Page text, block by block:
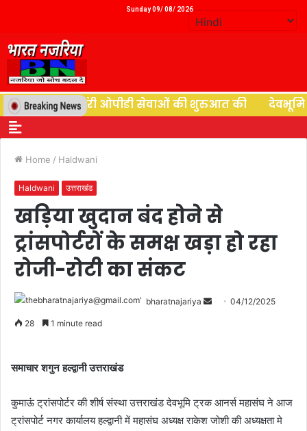
Sunday 09/ 08/ 2026
न्यूरोसर्जरी ओपीडी सेवाओं की शुरुआत की देवभूमि की
Home / Haldwani
Haldwani उत्तराखंड
खड़िया खुदान बंद होने से
ट्रांसपोर्टरों के समक्ष खड़ा हो रहा
रोजी-रोटी का संकट
bharatnajariya 04/12/2025
28 1 minute read
समाचार शगुन हल्द्वानी उत्तराखंड
कुमाऊं ट्रांसपोर्टर की शीर्ष संस्था उत्तराखंड देवभूमि ट्रक आनर्स महासंघ ने आज
ट्रांसपोर्ट नगर कार्यालय हल्द्वानी में महासंघ अध्यक्ष राकेश जोशी की अध्यक्षता मे